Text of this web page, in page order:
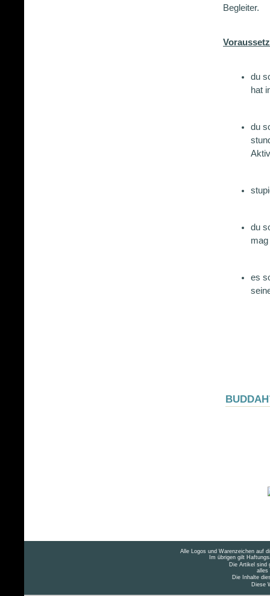
Begleiter.
du
hat
du
du
es
Alle Logos und Warenzeichen auf
Im übrigen gilt
Die Artikel sind
alles
Die Inhalte
Diese